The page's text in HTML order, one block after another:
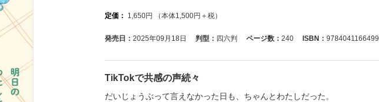
定価： 1,650円 （本体1,500円＋税）
発売日： 2025年09月18日 判型： 四六判 ページ数： 240 ISBN： 9784041166499
TikTokで共感の声続々
だいじょうぶって言えなかった日も、ちゃんとわたしだった。